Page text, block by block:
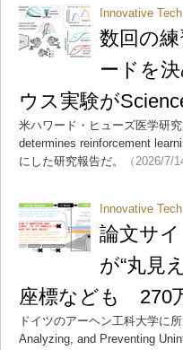
Innovative Tech
数回の
ードを
ウス実験が
米ハワード・ヒューズ医学研
determines reinforcement
にした研究報告だ。
（2026/7/
Innovative Tech
論文サ
が“丸見
座標なども 270
ドイツのアーヘン工科大学に
Analyzing, and Preventing